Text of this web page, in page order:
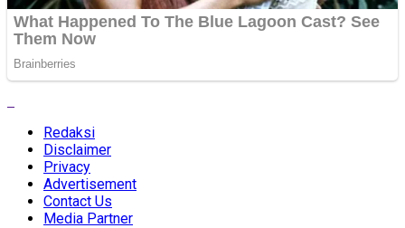
Redaksi
Disclaimer
Privacy
Advertisement
Contact Us
Media Partner